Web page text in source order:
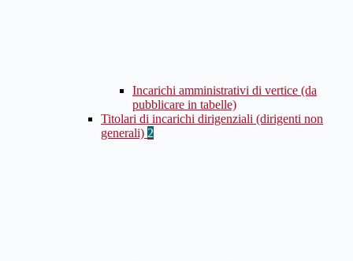
Incarichi amministrativi di vertice (da
pubblicare in tabelle)
Titolari di incarichi dirigenziali (dirigenti non
generali) 2